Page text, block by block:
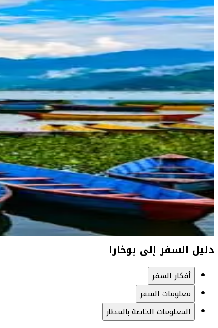
دليل السفر إلى بوخارا
أفكار السفر
معلومات السفر
المعلومات الخاصة بالمطار